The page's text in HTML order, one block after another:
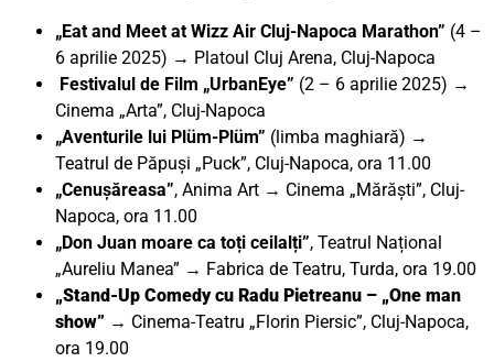
„Eat and Meet at Wizz Air Cluj-Napoca Marathon” (4 –
6 aprilie 2025) → Platoul Cluj Arena, Cluj-Napoca
Festivalul de Film „UrbanEye” (2 – 6 aprilie 2025) →
Cinema „Arta”, Cluj-Napoca
„Aventurile lui Plüm-Plüm” (limba maghiară) →
Teatrul de Păpuși „Puck”, Cluj-Napoca, ora 11.00
„Cenușăreasa”, Anima Art → Cinema „Mărăști”, Cluj-
Napoca, ora 11.00
„Don Juan moare ca toți ceilalți”, Teatrul Național
„Aureliu Manea” → Fabrica de Teatru, Turda, ora 19.00
„Stand-Up Comedy cu Radu Pietreanu – „One man
show” → Cinema-Teatru „Florin Piersic”, Cluj-Napoca,
ora 19.00